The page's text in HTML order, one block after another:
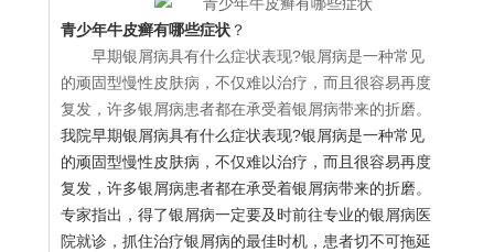
青少年牛皮癣有哪些症状 ？
早期银屑病具有什么症状表现?银屑病是一种常见
的顽固型慢性皮肤病，不仅难以治疗，而且很容易再度
复发，许多银屑病患者都在承受着银屑病带来的折磨。
我院早期银屑病具有什么症状表现?银屑病是一种常见
的顽固型慢性皮肤病，不仅难以治疗，而且很容易再度
复发，许多银屑病患者都在承受着银屑病带来的折磨。
专家指出，得了银屑病一定要及时前往专业的银屑病医
院就诊，抓住治疗银屑病的最佳时机，患者切不可拖延